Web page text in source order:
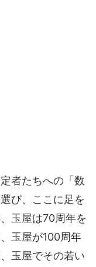
者たちへの「数
び、ここに足を
玉屋は70周年を
玉屋が100周年
玉屋でその若い